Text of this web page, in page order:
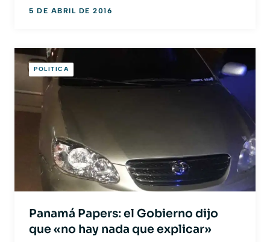
5 DE ABRIL DE 2016
POLITICA
Panamá Papers: el Gobierno dijo
que «no hay nada que explicar»